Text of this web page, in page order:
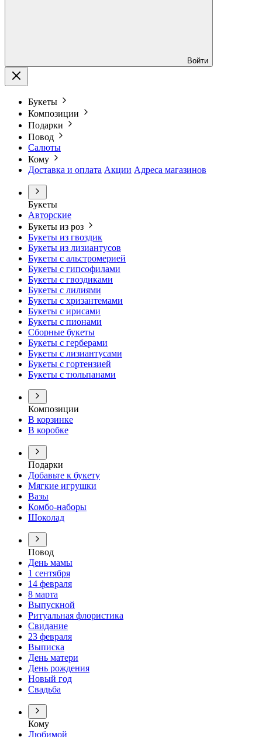
Войти
Букеты
Композиции
Подарки
Повод
Салюты
Кому
Доставка и оплата Акции Адреса магазинов
Букеты
Авторские
Букеты из роз
Букеты из гвоздик
Букеты из лизиантусов
Букеты с альстромерией
Букеты с гипсофилами
Букеты с гвоздиками
Букеты с лилиями
Букеты с хризантемами
Букеты с ирисами
Букеты с пионами
Сборные букеты
Букеты с герберами
Букеты с лизиантусами
Букеты с гортензией
Букеты с тюльпанами
Композиции
В корзинке
В коробке
Подарки
Добавьте к букету
Мягкие игрушки
Вазы
Комбо-наборы
Шоколад
Повод
День мамы
1 сентября
14 февраля
8 марта
Выпускной
Ритуальная флористика
Свидание
23 февраля
Выписка
День матери
День рождения
Новый год
Свадьба
Кому
Любимой